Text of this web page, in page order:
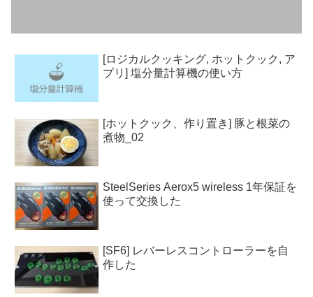
[ロジカルクッキング, ホットクック, ア
プリ] 塩分量計算機の使い方
[ホットクック、作り置き] 豚と根菜の
煮物_02
SteelSeries Aerox5 wireless 1年保証を
使って交換した
[SF6] レバーレスコントローラーを自
作した